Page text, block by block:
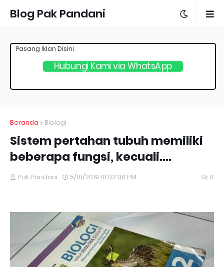
Blog Pak Pandani
Hubungi Kami via WhatsApp
Pasang Iklan Disini
Beranda Biologi
Sistem pertahan tubuh memiliki
beberapa fungsi, kecuali....
Pak Pandani 5/01/2019 10:02:00 PM 0